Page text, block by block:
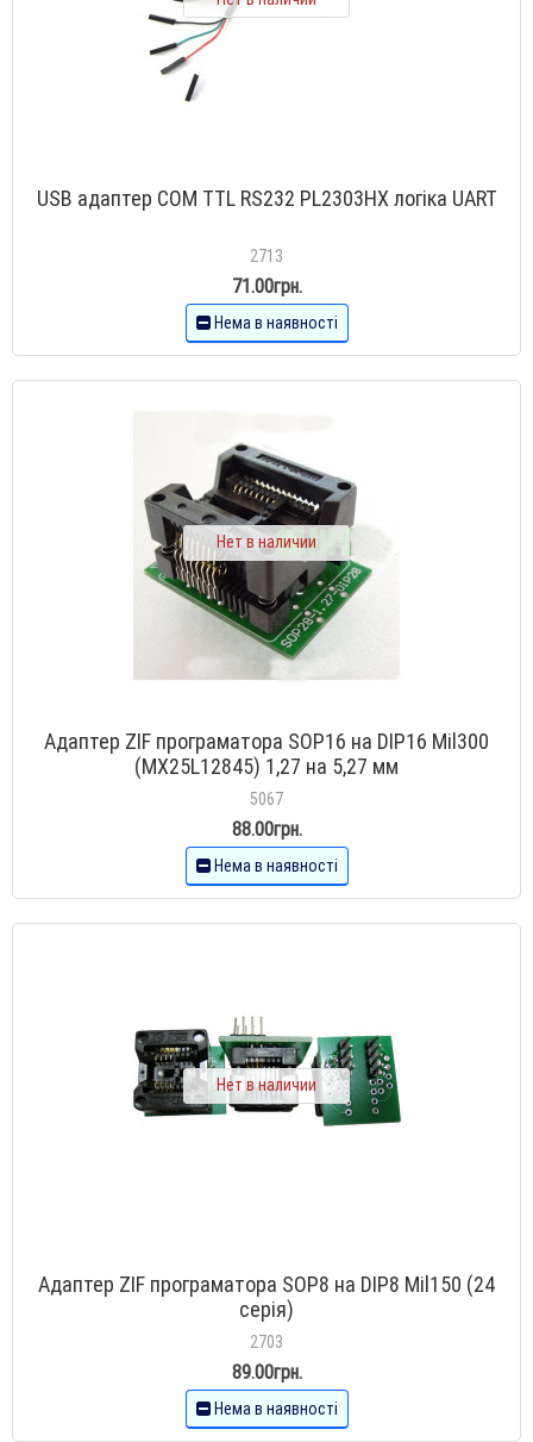
USB адаптер COM TTL RS232 PL2303HX логіка UART
2713
71.00грн.
Нема в наявності
Нет в наличии
Адаптер ZIF програматора SOP16 на DIP16 Mil300
(MX25L12845) 1,27 на 5,27 мм
5067
88.00грн.
Нема в наявності
Нет в наличии
Адаптер ZIF програматора SOP8 на DIP8 Mil150 (24
серія)
2703
89.00грн.
Нема в наявності